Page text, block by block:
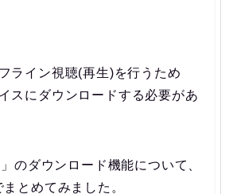
ライン視聴(再生)を行うため
スにダウンロードする必要があ
のダウンロード機能について、
まとめてみました。